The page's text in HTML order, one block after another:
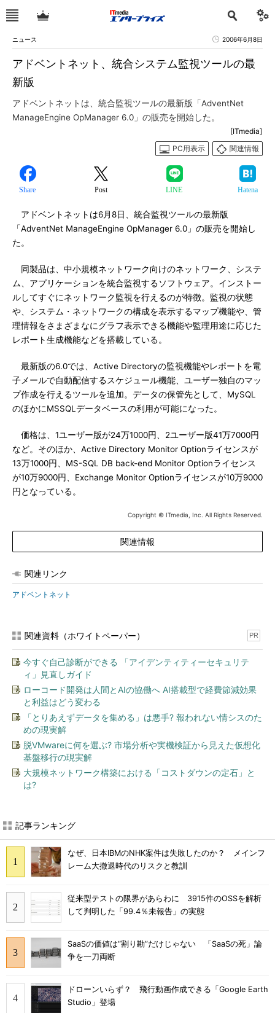
ニュース 2006年6月8日
アドベントネット、統合システム監視ツールの最
新版
アドベントネットは、統合監視ツールの最新版「AdventNet
ManageEngine OpManager 6.0」の販売を開始した。
[ITmedia]
PC用表示
関連情報
Share Post LINE Hatena
アドベントネットは6月8日、統合監視ツールの最新版
「AdventNet ManageEngine OpManager 6.0」の販売を開始し
た。
同製品は、中小規模ネットワーク向けのネットワーク、システ
ム、アプリケーションを統合監視するソフトウェア。インストー
ルしてすぐにネットワーク監視を行えるのが特徴。監視の状態
や、システム・ネットワークの構成を表示するマップ機能や、管
理情報をさまざまなにグラフ表示できる機能や監理用途に応じた
レポート生成機能などを搭載している。
最新版の6.0では、Active Directoryの監視機能やレポートを電
子メールで自動配信するスケジュール機能、ユーザー独自のマッ
プ作成を行えるツールを追加。データの保管先として、MySQL
のほかにMSSQLデータベースの利用が可能になった。
価格は、1ユーザー版が24万1000円、2ユーザー版41万7000円
など。そのほか、Active Directory Monitor Optionライセンスが
13万1000円、MS-SQL DB back-end Monitor Optionライセンス
が10万9000円、Exchange Monitor Optionライセンスが10万9000
円となっている。
Copyright © ITmedia, Inc. All Rights Reserved.
関連情報
関連リンク
アドベントネット
関連資料（ホワイトペーパー） PR
今すぐ自己診断ができる 「アイデンティティーセキュリテ
ィ」見直しガイド
ローコード開発は人間とAIの協働へ AI搭載型で経費節減効果
と利益はどう変わる
「とりあえずデータを集める」は悪手? 報われない情シスのた
めの現実解
脱VMwareに何を選ぶ? 市場分析や実機検証から見えた仮想化
基盤移行の現実解
大規模ネットワーク構築における「コストダウンの定石」と
は?
記事ランキング
なぜ、日本IBMのNHK案件は失敗したのか？ メインフ
レーム大撤退時代のリスクと教訓
従来型テストの限界があらわに 3915件のOSSを解析
して判明した「99.4％未報告」の実態
SaaSの価値は“割り勘”だけじゃない 「SaaSの死」論
争を一刀両断
ドローンいらず？ 飛行動画作成できる「Google Earth
Studio」登場